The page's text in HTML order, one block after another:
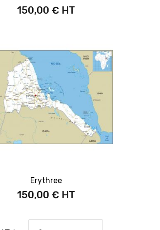
150,00 €
Erythree
150,00 €